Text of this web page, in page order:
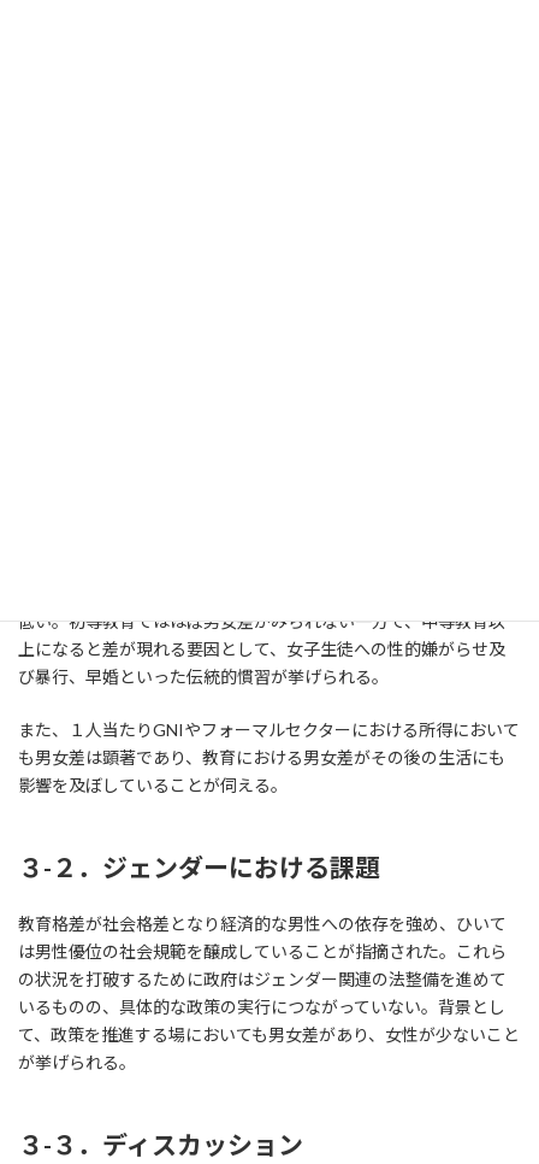
低い。初等教育ではほぼ男女差がみられない一方で、中等教育以
上になると差が現れる要因として、女子生徒への性的嫌がらせ及
び暴行、早婚といった伝統的慣習が挙げられる。
また、１人当たりGNIやフォーマルセクターにおける所得において
も男女差は顕著であり、教育における男女差がその後の生活にも
影響を及ぼしていることが伺える。
３-２．ジェンダーにおける課題
教育格差が社会格差となり経済的な男性への依存を強め、ひいて
は男性優位の社会規範を醸成していることが指摘された。これら
の状況を打破するために政府はジェンダー関連の法整備を進めて
いるものの、具体的な政策の実行につながっていない。背景とし
て、政策を推進する場においても男女差があり、女性が少ないこと
が挙げられる。
３-３．ディスカッション